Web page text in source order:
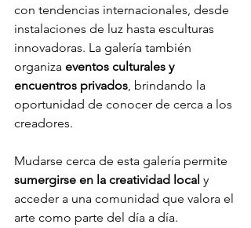
con tendencias internacionales, desde
instalaciones de luz hasta esculturas
innovadoras. La galería también
organiza eventos culturales y
encuentros privados, brindando la
oportunidad de conocer de cerca a los
creadores.
Mudarse cerca de esta galería permite
sumergirse en la creatividad local y
acceder a una comunidad que valora el
arte como parte del día a día.